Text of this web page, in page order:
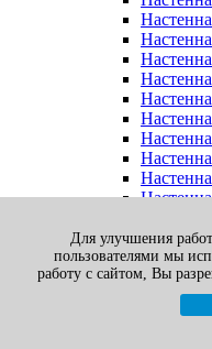
Для улучшения
пользователями мы
работу с сайтом, Вы